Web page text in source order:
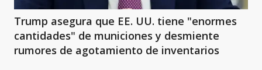
Trump asegura que EE. UU. tiene "enormes
cantidades" de municiones y desmiente
rumores de agotamiento de inventarios